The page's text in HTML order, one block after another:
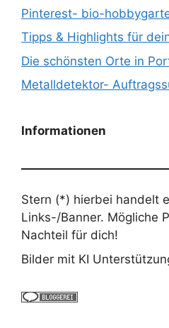
Pinterest- bio-
Tipps & Highlights für
Die schönsten Orte in
Metalldetektor-
Informationen
Stern (*) hierbei handelt
Links-/Banner. Mögliche
Nachteil für dich!
Bilder mit KI